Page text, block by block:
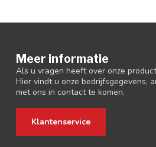
Meer informatie
Als u vragen heeft over onze
Hier vindt u onze bedrijfsgegevens,
met ons in contact te komen.
Klantenservice